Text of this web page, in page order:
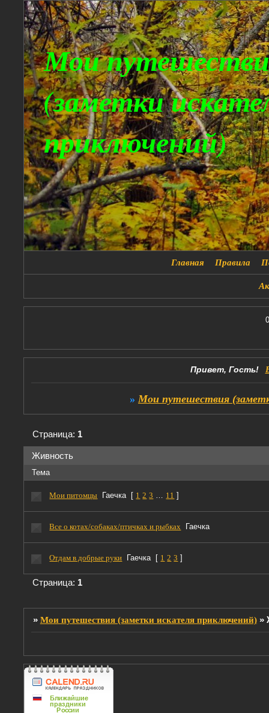
Мои
(заметки
приключений)
Главная Правила
Привет, Гость!
» Мои путешествия
Живность
Страница: 1
Тема
Мои питомцы Гаечка [ 1 2 3 … 11 ]
Все о котах/собаках/птичках и рыбках Гаечка
Отдам в добрые руки Гаечка [ 1 2 3 ]
Страница: 1
» Мои путешествия (заметки искателя приключений) »